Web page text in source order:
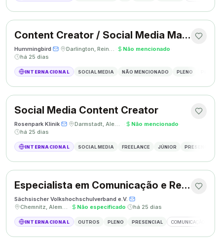
Content Creator / Social Media Manager
Hummingbird· · Darlington, Reino Unido · Não mencionado·
há 25 dias
INTERNACIONAL SOCIAL MEDIA NÃO MENCIONADO PLENO
Social Media Content Creator
Rosenpark Klinik· · Darmstadt, Alemanha · Não mencionado·
há 25 dias
INTERNACIONAL SOCIAL MEDIA FREELANCE JÚNIOR PRESENCIAL
Especialista em Comunicação e Relações Públicas
Sächsischer Volkshochschulverband e.V.·
·
Chemnitz, Alemanha · Não especificado· há 25 dias
INTERNACIONAL OUTROS PLENO PRESENCIAL COMUNICAÇÃO